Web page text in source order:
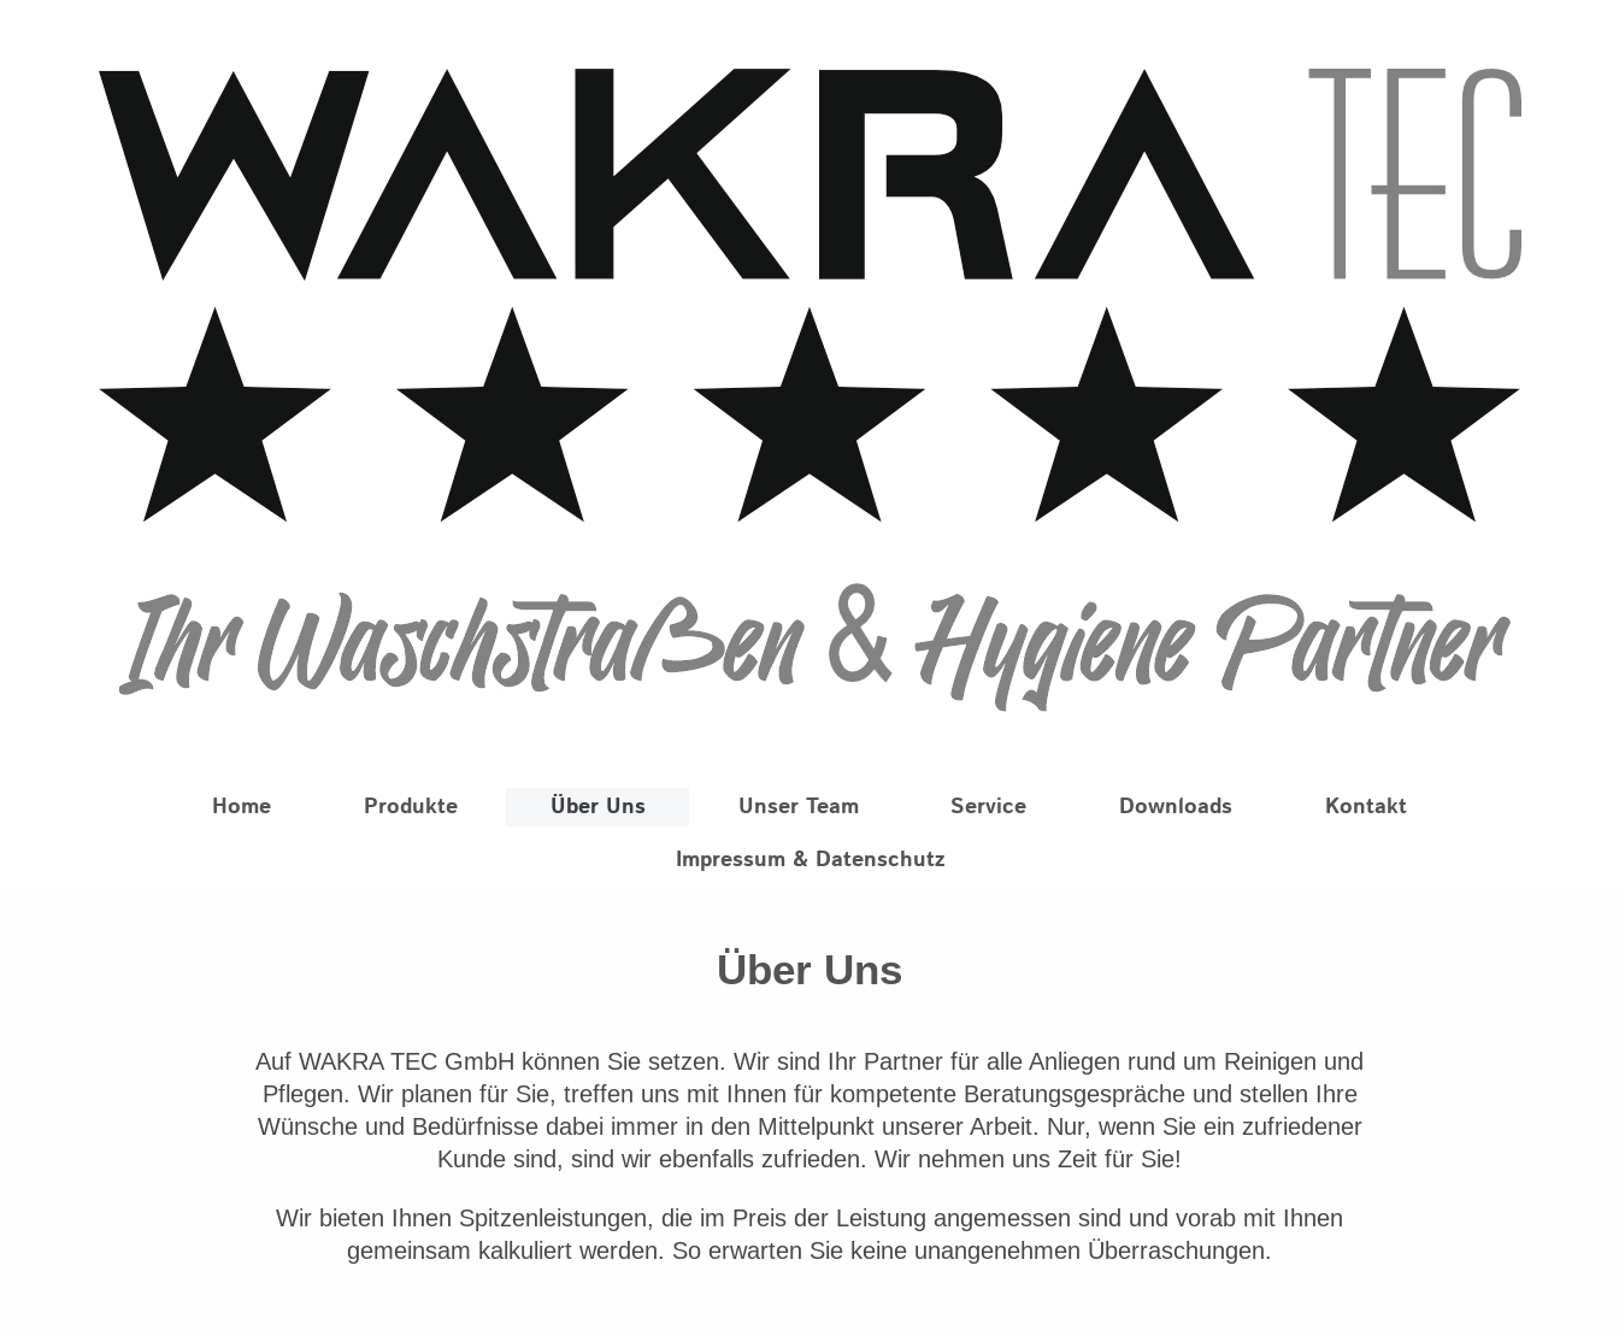
Home Produkte Über Uns Unser Team Service Downloads
Kontakt
Impressum & Datenschutz
Über Uns
Auf WAKRA TEC GmbH können Sie setzen. Wir sind Ihr Partner für alle Anliegen rund um Reinigen und
Pflegen. Wir planen für Sie, treffen uns mit Ihnen für kompetente Beratungsgespräche und stellen Ihre
Wünsche und Bedürfnisse dabei immer in den Mittelpunkt unserer Arbeit. Nur, wenn Sie ein zufriedener
Kunde sind, sind wir ebenfalls zufrieden. Wir nehmen uns Zeit für Sie!
Wir bieten Ihnen Spitzenleistungen, die im Preis der Leistung angemessen sind und vorab mit Ihnen
gemeinsam kalkuliert werden. So erwarten Sie keine unangenehmen Überraschungen.